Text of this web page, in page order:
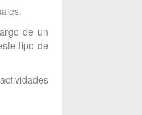
de un
tipo de